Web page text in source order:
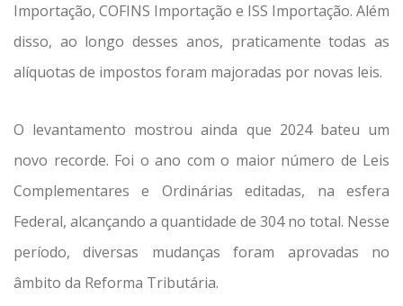
Importação, COFINS Importação e ISS Importação. Além
disso, ao longo desses anos, praticamente todas as
alíquotas de impostos foram majoradas por novas leis.
O levantamento mostrou ainda que 2024 bateu um
novo recorde. Foi o ano com o maior número de Leis
Complementares e Ordinárias editadas, na esfera
Federal, alcançando a quantidade de 304 no total. Nesse
período, diversas mudanças foram aprovadas no
âmbito da Reforma Tributária.